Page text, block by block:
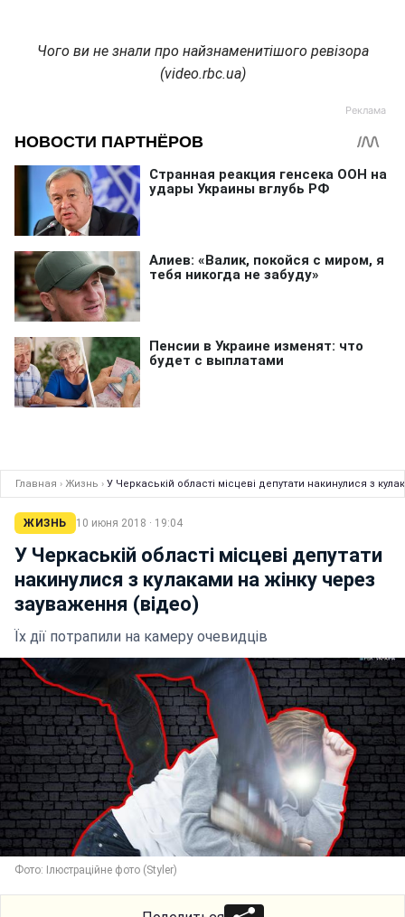
Чого ви не знали про найзнаменитішого ревізора
(video.rbc.ua)
Главная › Жизнь › У Черкаській області місцеві депутати накинулися з
ЖИЗНЬ 10 июня 2018 · 19:04
У Черкаській області місцеві депутати
накинулися з кулаками на жінку через
зауваження (відео)
Їх дії потрапили на камеру очевидців
Фото: Ілюстраційне фото (Styler)